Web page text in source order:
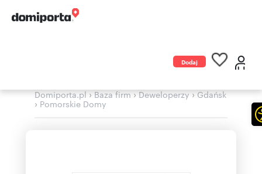
Dodaj
Domiporta.pl›Baza firm›Deweloperzy›Gdańsk
› Pomorskie Domy